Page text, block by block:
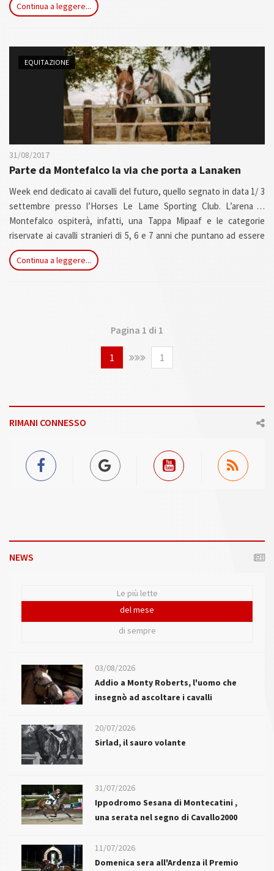
Le Lame Sporting Club, il selezionatore federale Marco Porro ha
Continua a leggere...
EQUITAZIONE
31/08/2017
Parte da Montefalco la via che porta a Lanaken
Week end dedicato ai cavalli del futuro, quello segnato in data 1/ 3
settembre presso l’Horses Le Lame Sporting Club. L’arena di
Montefalco ospiterà, infatti, una Tappa Mipaaf e le categorie
riservate ai cavalli stranieri di 5, 6 e 7 anni che puntano ad essere
selezionati per il Campionato del Mondo Giovani Cavalli in
programma a Lanaken (19/24 settembre). Queste ultime categorie
Continua a leggere...
Pagina 1 di 1
1 1
RIMANI CONNESSO
NEWS
Le più lette
del mese
di sempre
03/08/2026
Addio a Monty Roberts, l'uomo che
insegnò ad ascoltare i cavalli
20/07/2026
Sirlad, il sauro volante
31/07/2026
Ippodromo Sesana di Montecatini ,
una serata nel segno di Cavallo2000
11/07/2026
Domenica sera all'Ardenza il Premio